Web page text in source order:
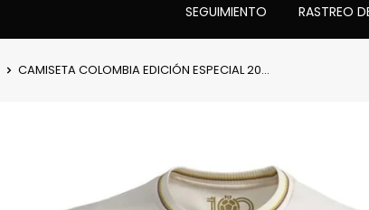
SEGUIMIENTO RASTREO
CAMISETA COLOMBIA EDICIÓN ESPECIAL 20...